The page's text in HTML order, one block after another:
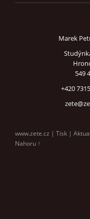
Marek
549
+420
www.zete.cz | Tisk |
Nahoru ↑